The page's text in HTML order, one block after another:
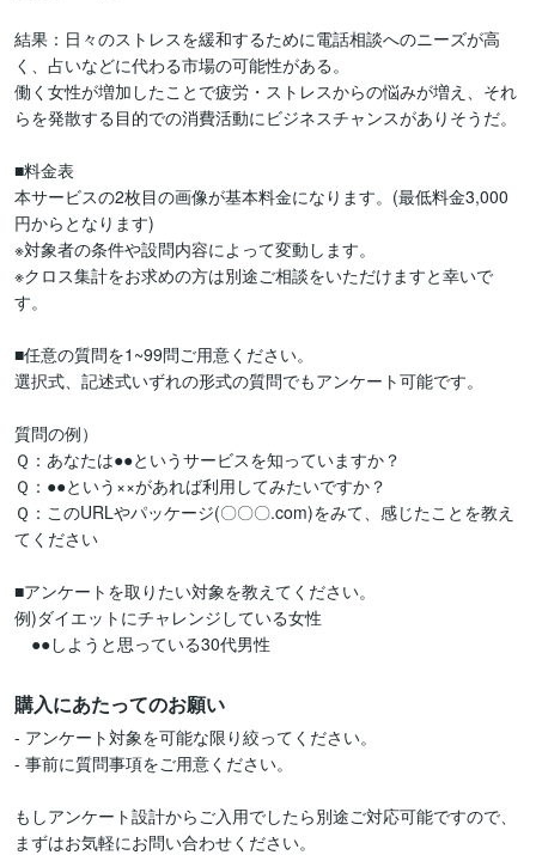
結果：日々のストレスを緩和するために電話相談へのニーズが高
く、占いなどに代わる市場の可能性がある。
働く女性が増加したことで疲労・ストレスからの悩みが増え、それ
らを発散する目的での消費活動にビジネスチャンスがありそうだ。
■料金表
本サービスの2枚目の画像が基本料金になります。(最低料金3,000
円からとなります)
※対象者の条件や設問内容によって変動します。
※クロス集計をお求めの方は別途ご相談をいただけますと幸いで
す。
■任意の質問を1~99問ご用意ください。
選択式、記述式いずれの形式の質問でもアンケート可能です。
質問の例）
Ｑ：あなたは●●というサービスを知っていますか？
Ｑ：●●という××があれば利用してみたいですか？
Ｑ：このURLやパッケージ(〇〇〇.com)をみて、感じたことを教え
てください
■アンケートを取りたい対象を教えてください。
例)ダイエットにチャレンジしている女性
●●しようと思っている30代男性
購入にあたってのお願い
- アンケート対象を可能な限り絞ってください。
- 事前に質問事項をご用意ください。
もしアンケート設計からご入用でしたら別途ご対応可能ですので、
まずはお気軽にお問い合わせください。